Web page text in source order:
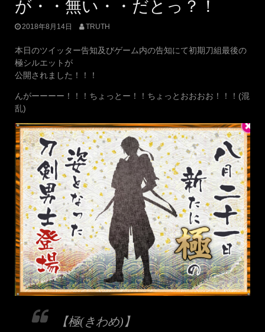
が・・無い・・だとっ？！
2018年8月14日 TRUTH
本日のツイッター告知及びゲーム内の告知にて初期刀組最後の
極シルエットが
公開されました！！！
んがーーーー！！！ちょっとー！！ちょっとおおおお！！！(混
乱)
【極(きわめ)】